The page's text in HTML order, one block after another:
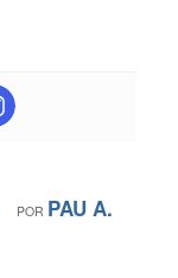
POR PAU A.